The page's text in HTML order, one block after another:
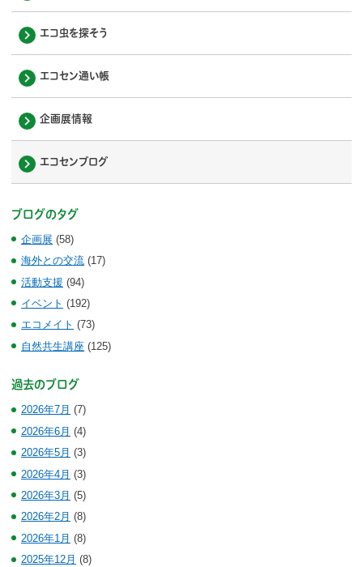
エコ虫を探そう
エコセン通い帳
企画展情報
エコセンブログ
ブログのタグ
企画展 (58)
海外との交流 (17)
活動支援 (94)
イベント (192)
エコメイト (73)
自然共生講座 (125)
過去のブログ
2026年7月 (7)
2026年6月 (4)
2026年5月 (3)
2026年4月 (3)
2026年3月 (5)
2026年2月 (8)
2026年1月 (8)
2025年12月 (8)